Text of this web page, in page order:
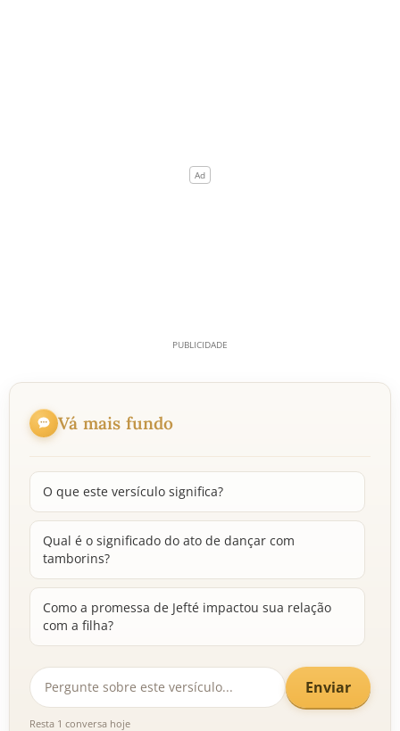
Vá mais fundo
O que este versículo significa?
Qual é o significado do ato de dançar com
tamborins?
Como a promessa de Jefté impactou sua relação
com a filha?
Enviar
Resta 1 conversa hoje